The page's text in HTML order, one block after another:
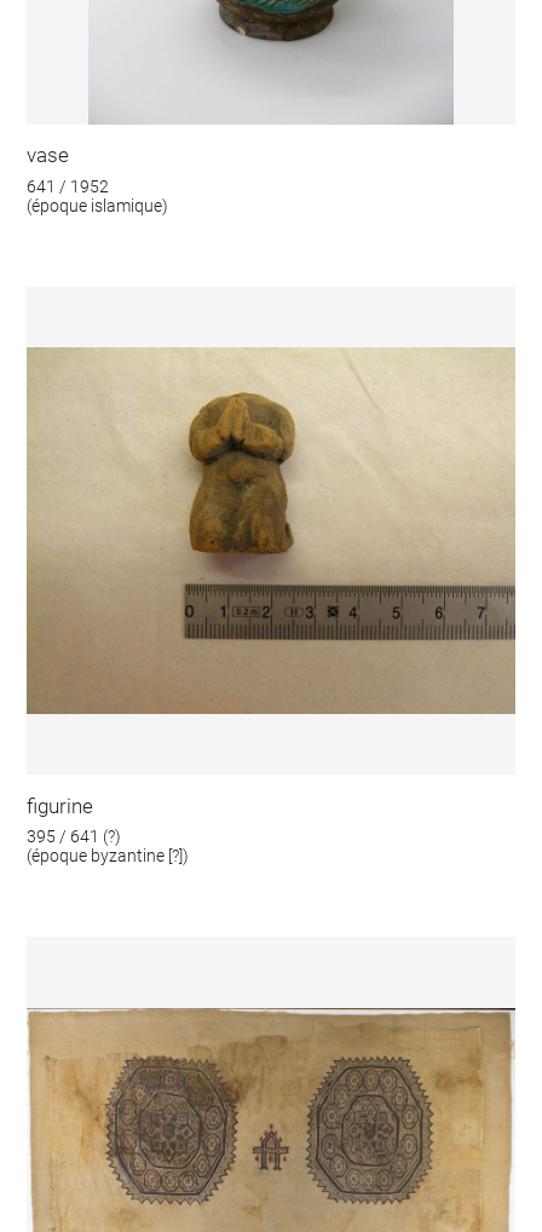
vase
641 / 1952
(époque islamique)
figurine
395 / 641 (?)
(époque byzantine [?])